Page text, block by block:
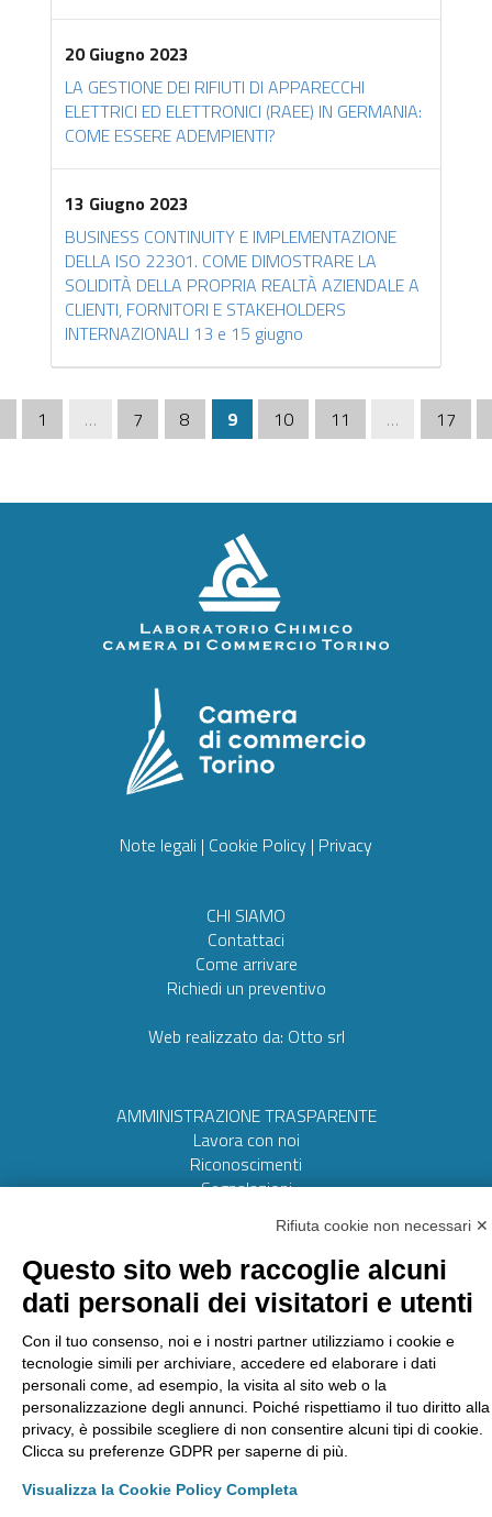
20 Giugno 2023
LA GESTIONE DEI RIFIUTI DI APPARECCHI
ELETTRICI ED ELETTRONICI (RAEE) IN GERMANIA:
COME ESSERE ADEMPIENTI?
13 Giugno 2023
BUSINESS CONTINUITY E IMPLEMENTAZIONE
DELLA ISO 22301. COME DIMOSTRARE LA
SOLIDITÀ DELLA PROPRIA REALTÀ AZIENDALE A
CLIENTI, FORNITORI E STAKEHOLDERS
INTERNAZIONALI 13 e 15 giugno
1 … 7 8 9(current)
10 11 … 17
Note legali | Cookie Policy | Privacy
CHI SIAMO
Contattaci
Come arrivare
Richiedi un preventivo
Web realizzato da: Otto srl
AMMINISTRAZIONE TRASPARENTE
Lavora con noi
Riconoscimenti
Segnalazioni
Laboratorio Chimico Camera di commercio Torino
Via Ventimiglia, 165 - 10127 Torino
Tel011 6700111 Fax011 6700100
E-mail labchim@lab-to.camcom.it
Posta elettronica certificata
laboratorio.chimico@lab-to.legalmail.camcom.it
Partita IVA 09273250010
Codice destinatario: M5UXCR1
Rifiuta cookie non necessari ✕
Questo sito web raccoglie alcuni
dati personali dei visitatori e utenti
Con il tuo consenso, noi e i nostri partner utilizziamo i cookie e
tecnologie simili per archiviare, accedere ed elaborare i dati
personali come, ad esempio, la visita al sito web o la
personalizzazione degli annunci. Poiché rispettiamo il tuo diritto alla
privacy, è possibile scegliere di non consentire alcuni tipi di cookie.
Clicca su preferenze GDPR per saperne di più.
Visualizza la Cookie Policy Completa